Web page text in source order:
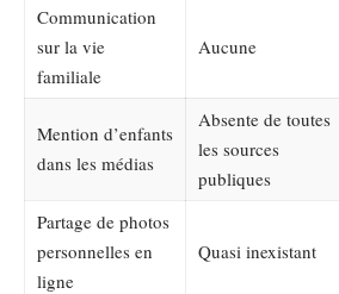
Communication
sur la vie
familiale
Aucune
Mention d’enfants
dans les médias
Absente de toutes
les sources
publiques
Partage de photos
personnelles en
ligne
Quasi inexistant